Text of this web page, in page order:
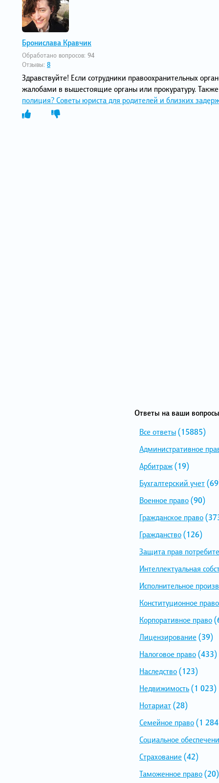
Бронислава Кравчик
Обработано вопросов: 94
Отзывы: 8
Здравствуйте! Если сотрудники правоохранительных
жалобами в вышестоящие органы или прокуратуру.
полиция? Советы юриста для родителей и близких
Ответы на ваши
Все ответы(15885)
Административное
Арбитраж(19)
Бухгалтерский учет
Военное право(90)
Гражданское право
Гражданство(126)
Защита прав
Интеллектуальная
Исполнительное
Конституционное право
Корпоративное право
Лицензирование (39)
Налоговое право(433)
Наследство(123)
Недвижимость(1 023)
Нотариат(28)
Семейное право(1
Социальное
Страхование (42)
Таможенное право(20)